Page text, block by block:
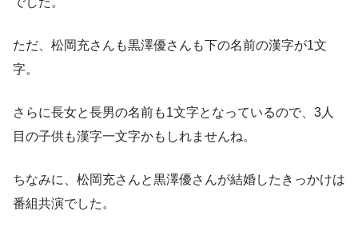
ただ、松岡充さんも黒澤優さんも下の名前の漢字が1文
字。
さらに長女と長男の名前も1文字となっているので、3人
目の子供も漢字一文字かもしれませんね。
ちなみに、松岡充さんと黒澤優さんが結婚したきっかけは
番組共演でした。